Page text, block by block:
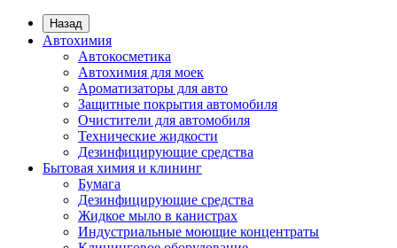
Назад
Автохимия
Автокосметика
Автохимия для моек
Ароматизаторы для авто
Защитные покрытия автомобиля
Очистители для автомобиля
Технические жидкости
Дезинфицирующие средства
Бытовая химия и клининг
Бумага
Дезинфицирующие средства
Жидкое мыло в канистрах
Индустриальные моющие концентраты